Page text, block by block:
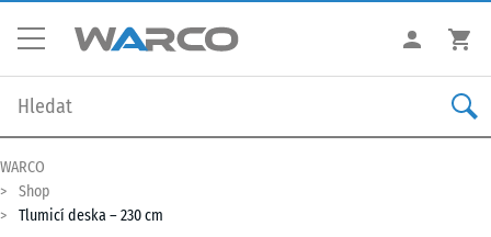
WARCO
Shop
Tlumicí deska – 230 cm